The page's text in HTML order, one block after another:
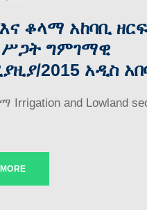
ቆላማ አከባቢ ዘርፍ
ሥጋት ግምገማዊ
2015 አዲስ
Irrigation and Lowland